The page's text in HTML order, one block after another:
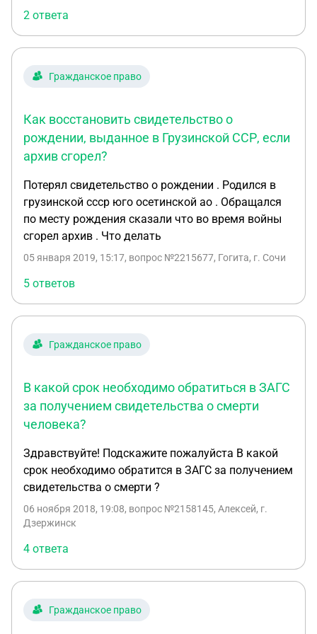
выданы документы - нет. Ждать официального
вашей карме ;)
2 ответа
Гражданское право
Как восстановить свидетельство о
рождении, выданное в Грузинской ССР, если
архив сгорел?
Потерял свидетельство о рождении . Родился в
грузинской ссср юго осетинской ао . Обращался
по месту рождения сказали что во время войны
сгорел архив . Что делать
05 января 2019, 15:17, вопрос №2215677, Гогита, г. Сочи
5 ответов
Гражданское право
В какой срок необходимо обратиться в ЗАГС
за получением свидетельства о смерти
человека?
Здравствуйте! Подскажите пожалуйста В какой
срок необходимо обратится в ЗАГС за получением
свидетельства о смерти ?
06 ноября 2018, 19:08, вопрос №2158145, Алексей, г.
Дзержинск
4 ответа
Гражданское право